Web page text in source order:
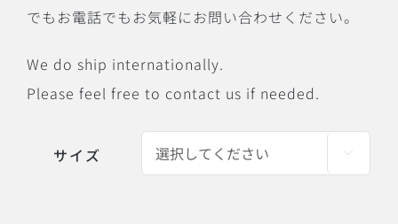
でもお電話でもお気軽にお問い合わせください。
We do ship internationally.
Please feel free to contact us if needed.
サイズ 